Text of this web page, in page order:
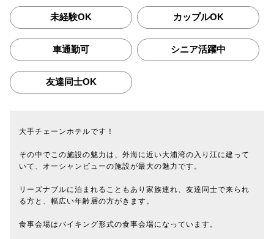
未経験OK カップルOK
車通勤可 シニア活躍中
友達同士OK
大手チェーンホテルです！
その中でこの施設の魅力は、外海に近い大浦湾の入り江に建って
いて、オーシャンビューの施設が最大の魅力です。
リーズナブルに泊まれることもあり家族連れ、友達同士で来られ
る方と、幅広い年齢層の方がきます。
食事会場はバイキング形式の食事会場になっています。